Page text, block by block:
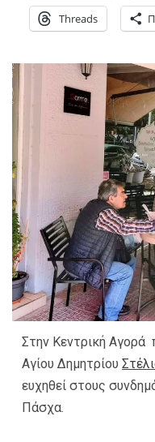
Threads
Στην Κεντρική Αγορά
Αγίου Δημητρίου
ευχηθεί στους
Πάσχα.